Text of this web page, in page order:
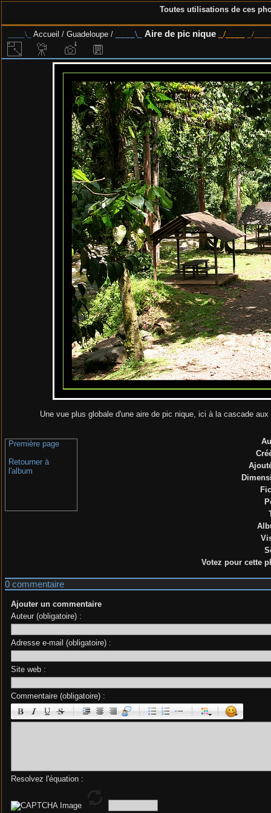
Toutes utilisations de ces
Accueil / Guadeloupe / Aire de pic nique
Une vue plus globale d'une aire de pic nique, ici à la cascade
Première page
Retourner à
l'album
Votez pour cette
0 commentaire
Ajouter un commentaire
Auteur (obligatoire) :
Adresse e-mail (obligatoire) :
Site web :
Commentaire (obligatoire) :
Resolvez l'équation :